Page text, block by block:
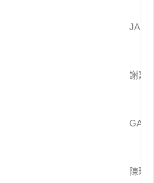
謝嘉
GAIL
陳瑋